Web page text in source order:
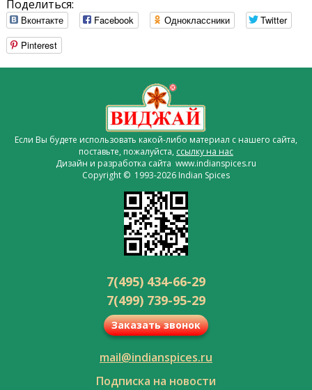
Поделиться:
Вконтакте Facebook Одноклассники
Twitter
Pinterest
Если Вы будете использовать какой-либо материал с нашего сайта,
поставьте, пожалуйста, ссылку на нас
Дизайн и разработка сайта www.indianspices.ru
Copyright © 1993-2026 Indian Spices
7(495) 434-66-29
7(499) 739-95-29
Заказать звонок
mail@indianspices.ru
Подписка на новости